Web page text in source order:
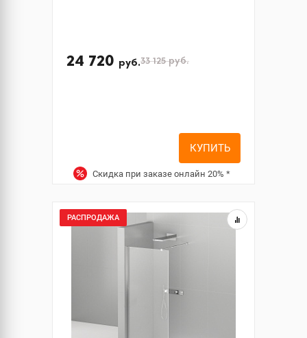
24 720 руб.33 125руб.
КУПИТЬ
Скидка при заказе онлайн 20% *
РАСПРОДАЖА